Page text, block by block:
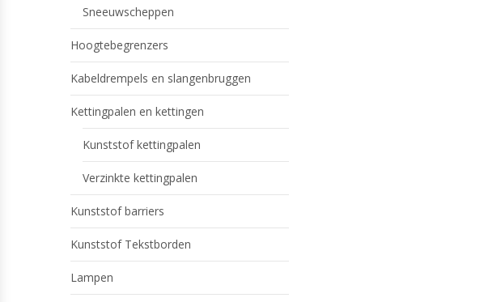
Sneeuwscheppen
Hoogtebegrenzers
Kabeldrempels en slangenbruggen
Kettingpalen en kettingen
Kunststof kettingpalen
Verzinkte kettingpalen
Kunststof barriers
Kunststof Tekstborden
Lampen